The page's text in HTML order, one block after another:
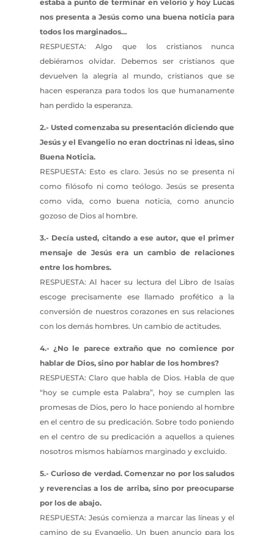
estaba a punto de terminar en velorio y hoy Lucas
nos presenta a Jesús como una buena noticia para
todos los marginados…
RESPUESTA: Algo que los cristianos nunca
debiéramos olvidar. Debemos ser cristianos que
devuelven la alegría al mundo, cristianos que se
hacen esperanza para todos los que humanamente
han perdido la esperanza.
2.- Usted comenzaba su presentación diciendo que
Jesús y el Evangelio no eran doctrinas ni ideas, sino
Buena Noticia.
RESPUESTA: Esto es claro. Jesús no se presenta ni
como filósofo ni como teólogo. Jesús se presenta
como vida, como buena noticia, como anuncio
gozoso de Dios al hombre.
3.- Decía usted, citando a ese autor, que el primer
mensaje de Jesús era un cambio de relaciones
entre los hombres.
RESPUESTA: Al hacer su lectura del Libro de Isaías
escoge precisamente ese llamado profético a la
conversión de nuestros corazones en sus relaciones
con los demás hombres. Un cambio de actitudes.
4.- ¿No le parece extraño que no comience por
hablar de Dios, sino por hablar de los hombres?
RESPUESTA: Claro que habla de Dios. Habla de que
“hoy se cumple esta Palabra”, hoy se cumplen las
promesas de Dios, pero lo hace poniendo al hombre
en el centro de su predicación. Sobre todo poniendo
en el centro de su predicación a aquellos a quienes
nosotros mismos habíamos marginado y excluido.
5.- Curioso de verdad. Comenzar no por los saludos
y reverencias a los de arriba, sino por preocuparse
por los de abajo.
RESPUESTA: Jesús comienza a marcar las líneas y el
camino de su Evangelio. Un buen anuncio para los